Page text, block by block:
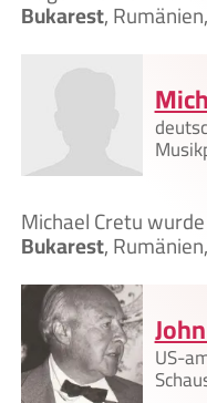
Bukarest,
Michael Cretu
Bukarest,
US-